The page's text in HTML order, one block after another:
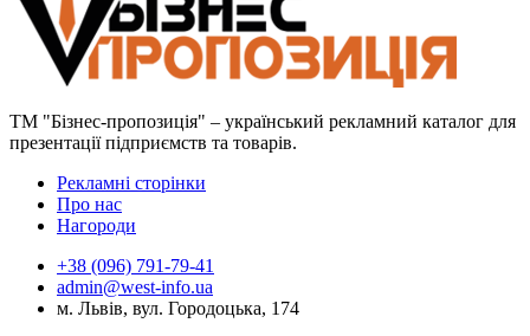
ТМ "Бізнес-пропозиція" – український рекламний каталог для
презентації підприємств та товарів.
Рекламні сторінки
Про нас
Нагороди
+38 (096) 791-79-41
admin@west-info.ua
м. Львів, вул. Городоцька, 174